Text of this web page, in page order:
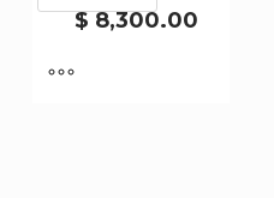
$8,300.00
689-
cantidad